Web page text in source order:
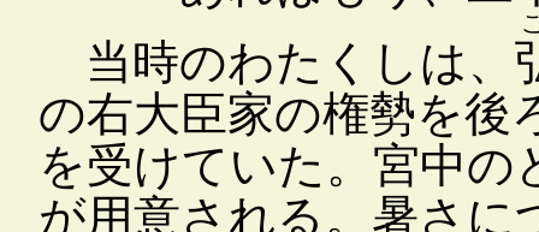
当時のわたくしは、
の右大臣家の権勢を後
を受けていた。宮中の
が用意される。暑さに